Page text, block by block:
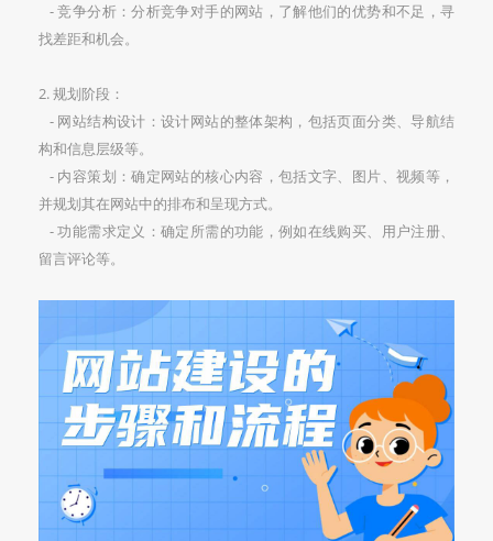
- 竞争分析：分析竞争对手的网站，了解他们的优势和不足，寻
找差距和机会。
2. 规划阶段：
- 网站结构设计：设计网站的整体架构，包括页面分类、导航结
构和信息层级等。
- 内容策划：确定网站的核心内容，包括文字、图片、视频等，
并规划其在网站中的排布和呈现方式。
- 功能需求定义：确定所需的功能，例如在线购买、用户注册、
留言评论等。